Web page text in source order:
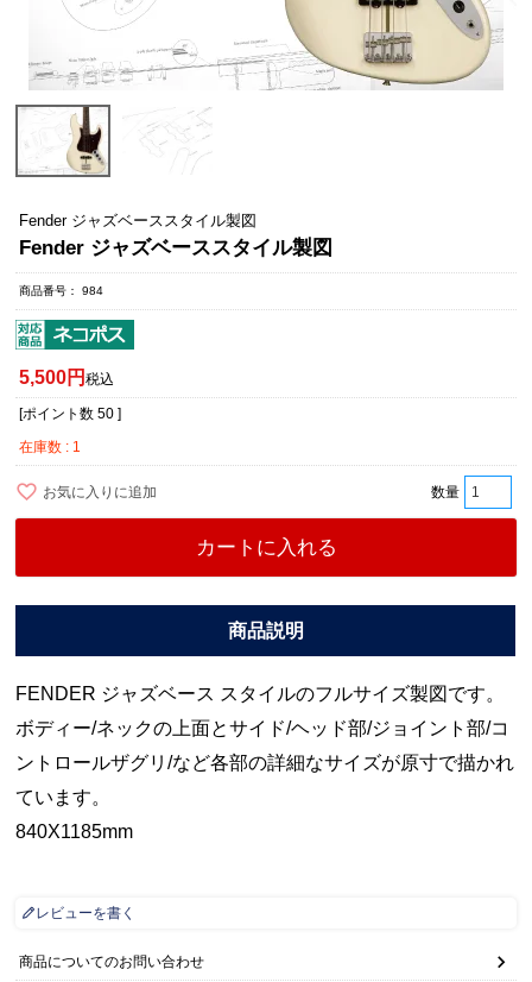
Fender ジャズベーススタイル製図
Fender ジャズベーススタイル製図
商品番号 984
5,500 税込
[ポイント数 50 ]
在庫数
1
お気に入りに追加
カートに入れる
FENDER ジャズベース スタイルのフルサイズ製図です。
ボディー/ネックの上面とサイド/ヘッド部/ジョイント部/コ
ントロールザグリ/など各部の詳細なサイズが原寸で描かれ
ています。
840X1185mm
レビューを書く
商品についてのお問い合わせ